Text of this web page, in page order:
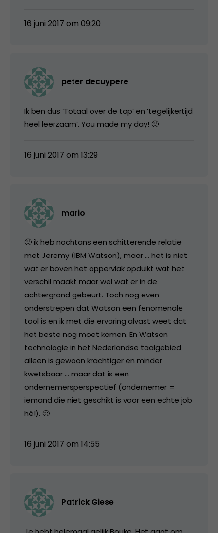
16 juni 2017 om 09:20
peter decuypere
Ik ben dus ‘Totaal over de top’ en ’tegelijkertijd
heel leerzaam’. You made my day! 🙂
16 juni 2017 om 13:29
mario
🙂 ik heb nochtans een schitterende relatie
met Jeremy (IBM Watson), maar … het is niet
wat er boven het oppervlak opduikt wat het
verschil maakt maar wel wat er in de
achtergrond gebeurt. Toch nog even
onderstrepen dat Watson een fenomenale
tool is en ik met die ervaring alvast weet dat
het beste nog moet komen. En Watson
technologie in het Nederlandse taalgebied
alleen is gewoon krachtiger en minder
kwetsbaar … maar dat is een
ondernemersperspectief (ondernemer =
iemand die niet geschikt is voor een echte job
hé!). 🙂
16 juni 2017 om 14:55
Patrick Giese